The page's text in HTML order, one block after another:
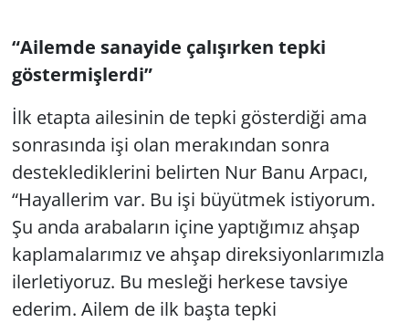
“Ailemde sanayide çalışırken tepki
göstermişlerdi”
İlk etapta ailesinin de tepki gösterdiği ama
sonrasında işi olan merakından sonra
desteklediklerini belirten Nur Banu Arpacı,
“Hayallerim var. Bu işi büyütmek istiyorum.
Şu anda arabaların içine yaptığımız ahşap
kaplamalarımız ve ahşap direksiyonlarımızla
ilerletiyoruz. Bu mesleği herkese tavsiye
ederim. Ailem de ilk başta tepki